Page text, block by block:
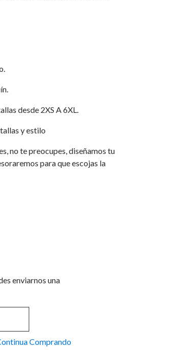
desde 2XS A 6XL.
y estilo
no te preocupes, diseñamos tu
para que escojas la
enviarnos una
Comprando